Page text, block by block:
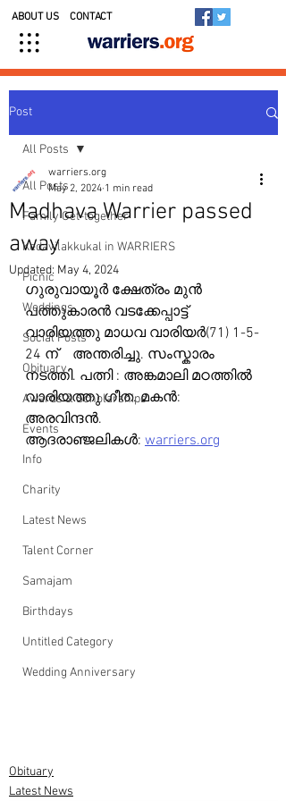
ABOUT US CONTACT
Post
All Posts
Family Get-together
Kedavilakkukal in WARRIERS
Picnic
Weddings
Social Posts
Obituary
Awards & Scholarships
Events
Info
Charity
Latest News
Talent Corner
Samajam
Birthdays
Untitled Category
Wedding Anniversary
All Posts
Madhava Warrier passed
away
warriers.org
May 2, 2024 1 min read
Updated: May 4, 2024
ഗുരുവായൂർ ക്ഷേത്രം മുൻ
പത്തുകാരൻ വടക്കേപ്പാട്ട്
വാരിയത്തു മാധവ വാരിയർ(71) 1-5-
24 ന്    അന്തരിച്ചു. സംസ്കാരം
നടത്തി. പത്നി : അങ്കമാലി മഠത്തിൽ
വാരിയത്തു ഗീത. മകൻ:
അരവിന്ദൻ.
ആദരാഞ്ജലികൾ: warriers.org
Obituary
Latest News